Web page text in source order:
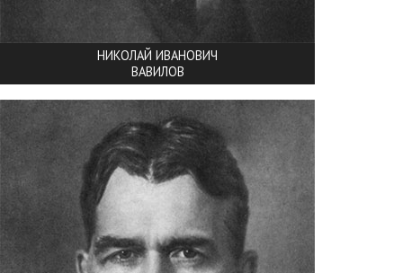
НИКОЛАЙ ИВАНОВИЧ
ВАВИЛОВ